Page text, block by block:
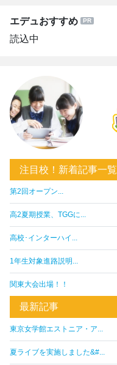
エデュおすすめ
読込中
注目校！新着記事一覧
第2回オープン...
高2夏期授業、TGGに...
高校･インターハイ...
1年生対象進路説明...
関東大会出場！！
最新記事
東京女学館エストニア・ア...
夏ライブを実施しました&#...